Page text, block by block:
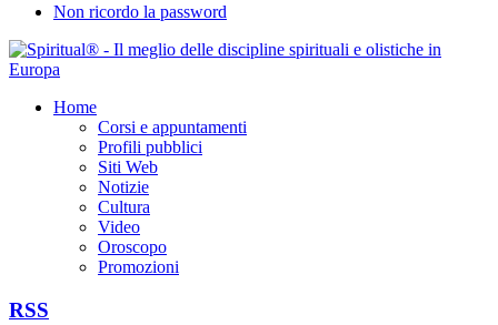
Non ricordo la password
Home
Corsi e appuntamenti
Profili pubblici
Siti Web
Notizie
Cultura
Video
Oroscopo
Promozioni
RSS